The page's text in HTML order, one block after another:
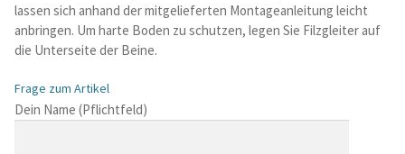
lassen sich anhand der mitgelieferten Montageanleitung leicht
anbringen. Um harte Boden zu schutzen, legen Sie Filzgleiter auf
die Unterseite der Beine.
Frage zum Artikel
B
Dein Name (Pflichtfeld)